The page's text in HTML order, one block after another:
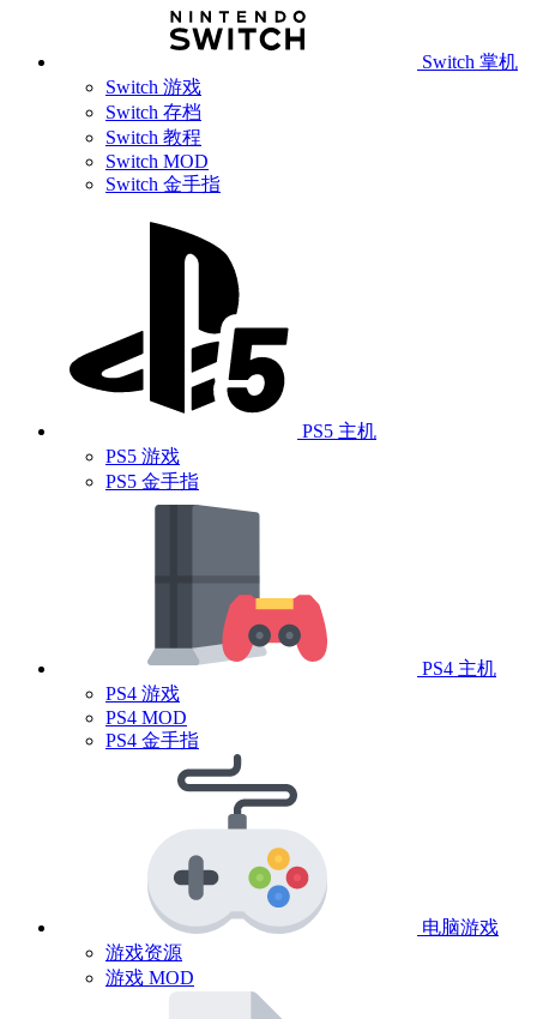
Switch 掌机
Switch 游戏
Switch 存档
Switch 教程
Switch MOD
Switch 金手指
PS5 主机
PS5 游戏
PS5 金手指
PS4 主机
PS4 游戏
PS4 MOD
PS4 金手指
电脑游戏
游戏资源
游戏 MOD